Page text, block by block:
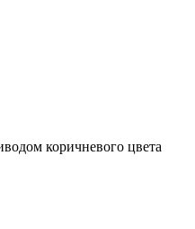
коричневого цвета